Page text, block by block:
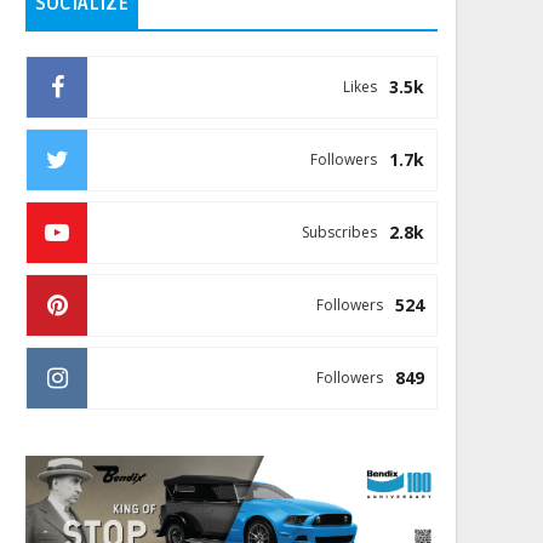
3.5k
Likes
1.7k
Followers
2.8k
Subscribes
524
Followers
849
Followers